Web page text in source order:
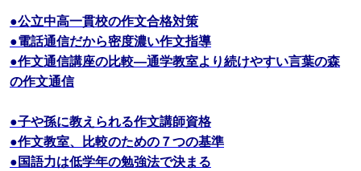
●公立中高一貫校の作文合格対策
●電話通信だから密度濃い作文指導
●作文通信講座の比較―通学教室より続けやすい言葉の森
の作文通信
●子や孫に教えられる作文講師資格
●作文教室、比較のための７つの基準
●国語力は低学年の勉強法で決まる